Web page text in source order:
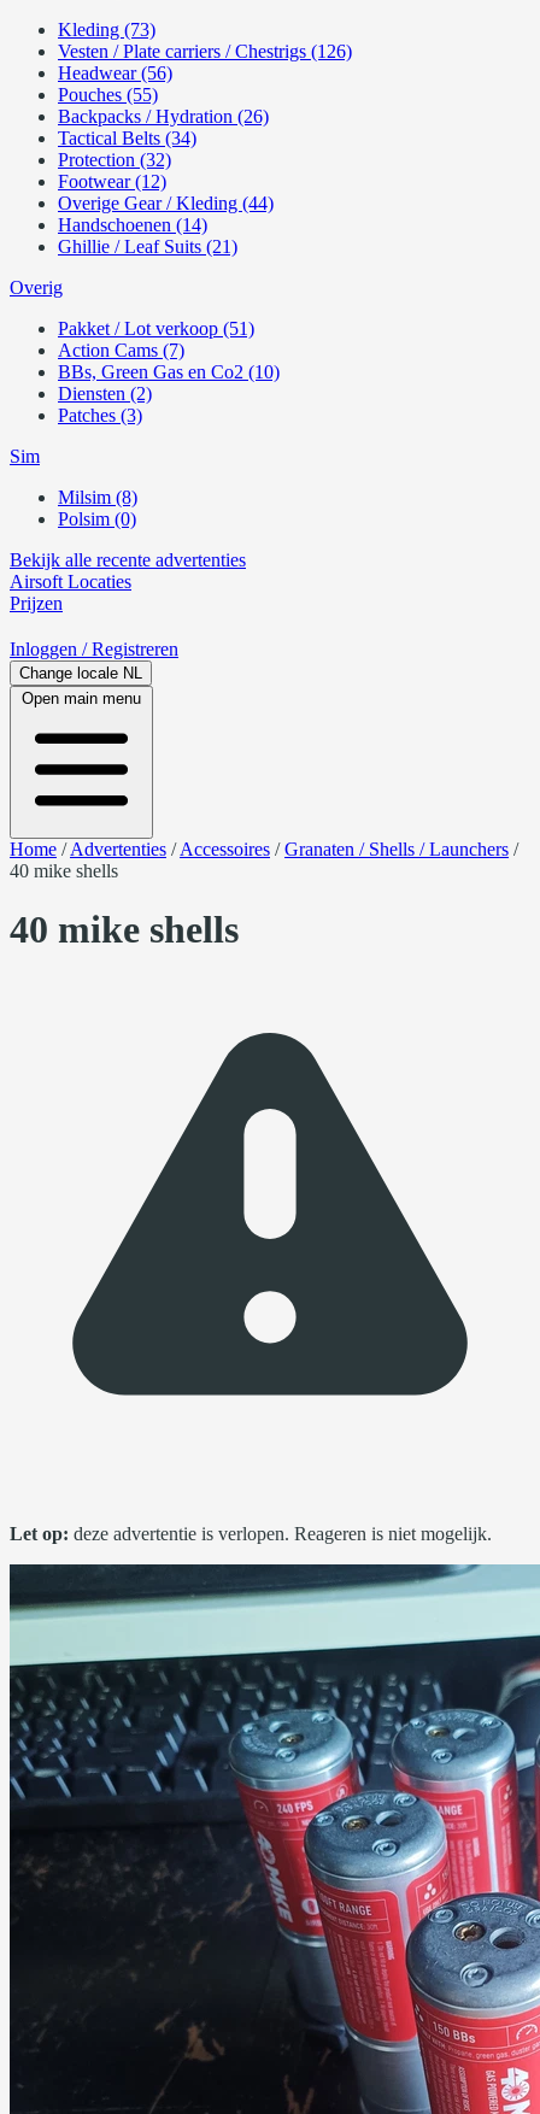
Kleding (73)
Vesten / Plate carriers / Chestrigs (126)
Headwear (56)
Pouches (55)
Backpacks / Hydration (26)
Tactical Belts (34)
Protection (32)
Footwear (12)
Overige Gear / Kleding (44)
Handschoenen (14)
Ghillie / Leaf Suits (21)
Overig
Pakket / Lot verkoop (51)
Action Cams (7)
BBs, Green Gas en Co2 (10)
Diensten (2)
Patches (3)
Sim
Milsim (8)
Polsim (0)
Bekijk alle recente advertenties
Airsoft Locaties
Prijzen
Inloggen / Registreren
Change locale NL
Open main menu
Home /Advertenties /Accessoires /Granaten / Shells / Launchers /
40 mike shells
40 mike shells
Let op: deze advertentie is verlopen. Reageren is niet mogelijk.